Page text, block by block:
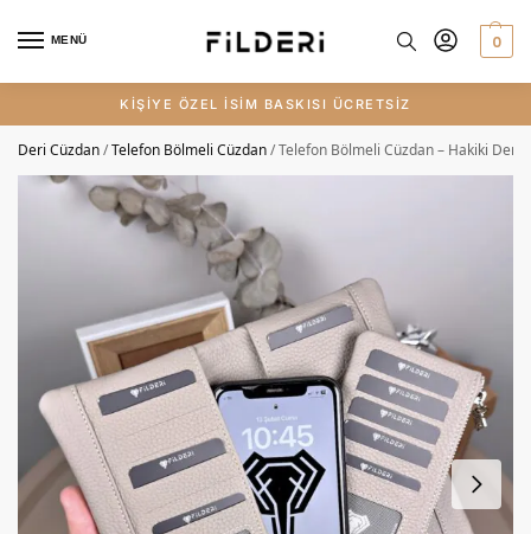
MENÜ 0
KİŞİYE ÖZEL İSİM BASKISI ÜCRETSİZ
Deri Cüzdan/Telefon Bölmeli Cüzdan/Telefon Bölmeli Cüzdan – Hakiki Deri,